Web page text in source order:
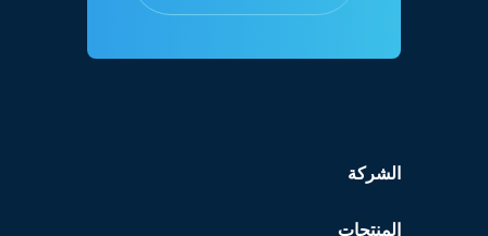
الشركة
المنتجات